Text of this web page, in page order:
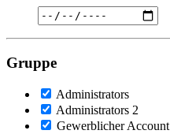
Gruppe
Administrators
Administrators 2
Gewerblicher Account